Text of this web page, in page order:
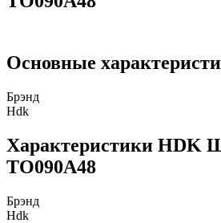
Основные
Брэнд
Hdk
Характеристики HDK
TO090A48
Брэнд
Hdk